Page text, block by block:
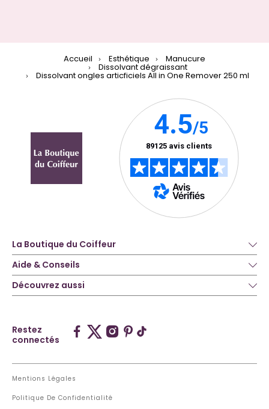
Accueil Esthétique Manucure
Dissolvant dégraissant
Dissolvant ongles articficiels All in One Remover 250 ml
La Boutique du Coiffeur
Aide & Conseils
Découvrez aussi
Restez
connectés
Mentions Légales
Politique De Confidentialité